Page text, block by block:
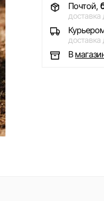
Почтой,
доставка
доставка
В